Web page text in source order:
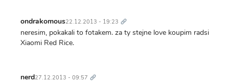
ondrakomous22.12.2013 - 19:23 odkaz
neresim, pokakali to fotakem. za ty stejne love koupim radsi
Xiaomi Red Rice.
nerd27.12.2013 - 09:57 odkaz